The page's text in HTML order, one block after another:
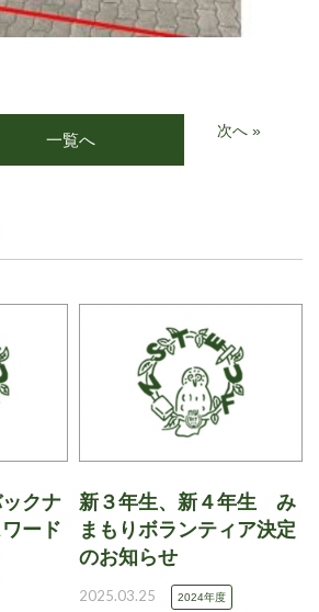
一覧へ 次へ »
クナ
ード
新３年生、新４年生 み
まもりボランティア決定
のお知らせ
2025.03.25 2024年度